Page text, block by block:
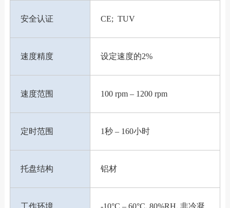
安全认证 CE; TUV
速度精度 设定速度的2%
速度范围 100 rpm – 1200 rpm
定时范围 1秒 – 160小时
托盘结构 铝材
工作环境 -10°C – 60°C, 80%RH, 非冷凝